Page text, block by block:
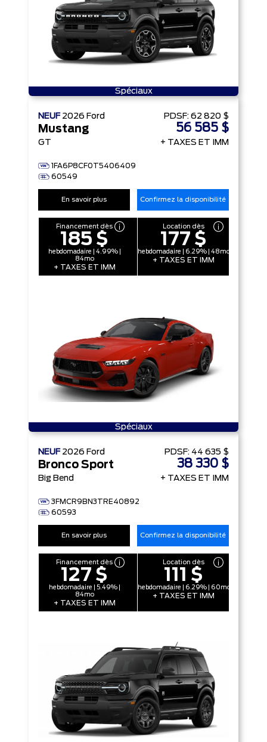
Spéciaux
NEUF 2026 Ford
Mustang
GT
1FA6P8CF0T5406409
60549
PDSF: 62 820 $
56 585 $
+ TAXES ET IMM
En savoir plus Confirmez la disponibilité
Financement dès
185 $
hebdomadaire | 4.99% |
84mo
+ TAXES ET IMM
Location dès
177 $
hebdomadaire | 6.29% | 48mo
+ TAXES ET IMM
Spéciaux
NEUF 2026 Ford
Bronco Sport
Big Bend
3FMCR9BN3TRE40892
60593
PDSF: 44 635 $
38 330 $
+ TAXES ET IMM
En savoir plus Confirmez la disponibilité
Financement dès
127 $
hebdomadaire | 5.49% |
84mo
+ TAXES ET IMM
Location dès
111 $
hebdomadaire | 6.29% | 60mo
+ TAXES ET IMM